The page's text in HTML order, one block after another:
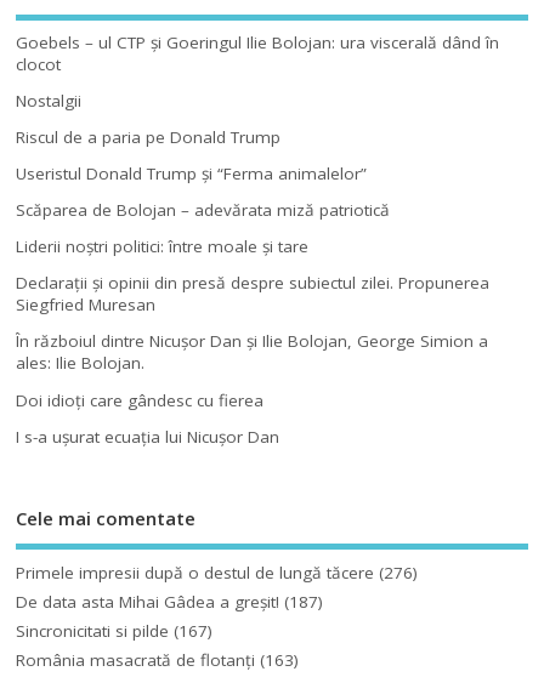
Goebels – ul CTP şi Goeringul Ilie Bolojan: ura viscerală dând în
clocot
Nostalgii
Riscul de a paria pe Donald Trump
Useristul Donald Trump şi “Ferma animalelor”
Scăparea de Bolojan – adevărata miză patriotică
Liderii noştri politici: între moale şi tare
Declaraţii şi opinii din presă despre subiectul zilei. Propunerea
Siegfried Muresan
În războiul dintre Nicuşor Dan şi Ilie Bolojan, George Simion a
ales: Ilie Bolojan.
Doi idioţi care gândesc cu fierea
I s-a uşurat ecuaţia lui Nicuşor Dan
Cele mai comentate
Primele impresii după o destul de lungă tăcere (276)
De data asta Mihai Gâdea a greşit! (187)
Sincronicitati si pilde (167)
România masacrată de flotanţi (163)